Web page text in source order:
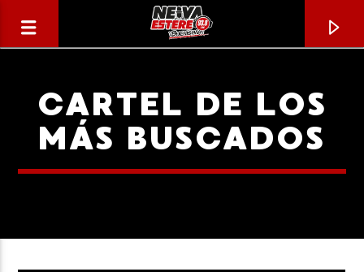
CARTEL DE LOS
MÁS BUSCADOS